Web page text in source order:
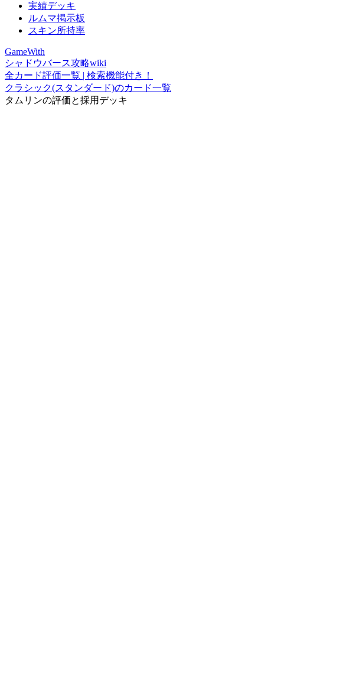
実績デッキ
ルムマ掲示板
スキン所持率
GameWith
シャドウバース攻略wiki
全カード評価一覧 | 検索機能付き！
クラシック(スタンダード)のカード一覧
タムリンの評価と採用デッキ